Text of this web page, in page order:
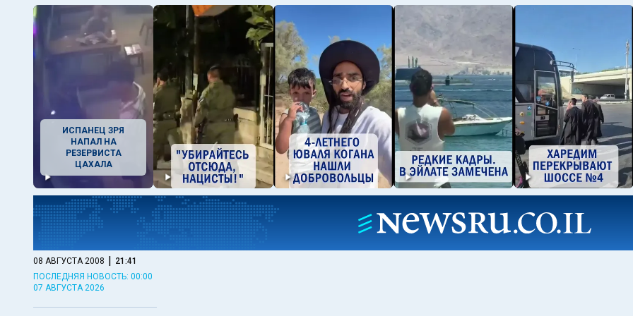
ИСПАНЕЦ ЗРЯ
НАПАЛ НА
РЕЗЕРВИСТА
ЦАХАЛА
08 АВГУСТА 2008 | 21:41
ПОСЛЕДНЯЯ НОВОСТЬ: 00:00
07 АВГУСТА 2026